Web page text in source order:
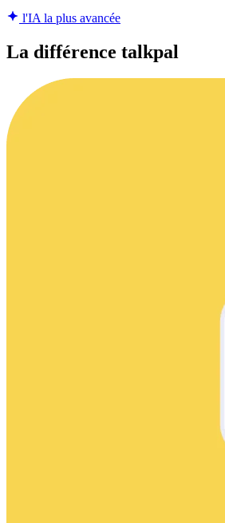
l'IA la plus avancée
La différence talkpal